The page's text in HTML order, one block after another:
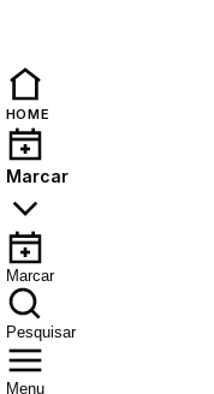
HOME
Marcar
Marcar
Pesquisar
Menu